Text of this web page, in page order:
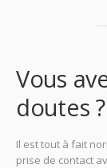
Vous
doutes ?
Il est tout à fait
prise de contact